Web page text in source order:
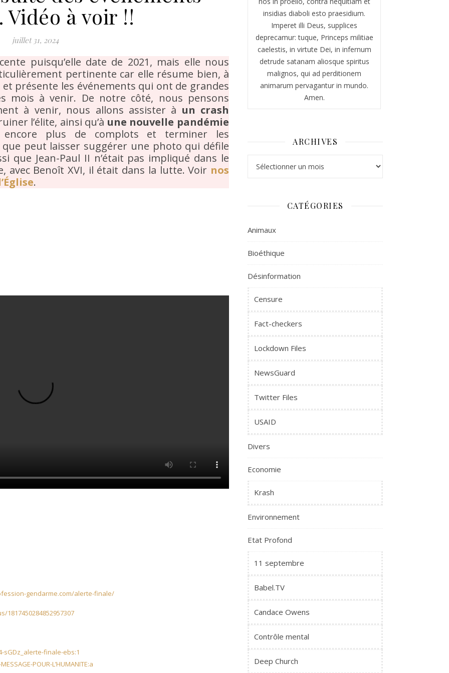
Vidéo à voir !!
juillet 31, 2024
puisqu’elle date de 2021, mais elle nous
pertinente car elle résume bien, à
et présente les événements qui ont de grandes
mois à venir. De notre côté, nous pensons
à venir, nous allons assister à un crash
l’élite, ainsi qu’à une nouvelle pandémie
plus de complots et terminer les
peut laisser suggérer une photo qui défile
que Jean-Paul II n’était pas impliqué dans le
avec Benoît XVI, il était dans la lutte. Voir nos
.
gendarme.com/alerte-finale/
finale-ebs:1
POUR-L’HUMANITE:a
insidias diaboli esto praesidium.
Imperet illi Deus, supplices
deprecamur: tuque, Princeps militiae
caelestis, in virtute Dei, in infernum
detrude satanam aliosque spiritus
malignos, qui ad perditionem
animarum pervagantur in mundo.
Amen.
ARCHIVES
CATÉGORIES
Animaux
Bioéthique
Désinformation
Censure
Fact-checkers
Lockdown Files
NewsGuard
Twitter Files
USAID
Divers
Economie
Krash
Environnement
Etat Profond
11 septembre
Babel.TV
Candace Owens
Contrôle mental
Deep Church